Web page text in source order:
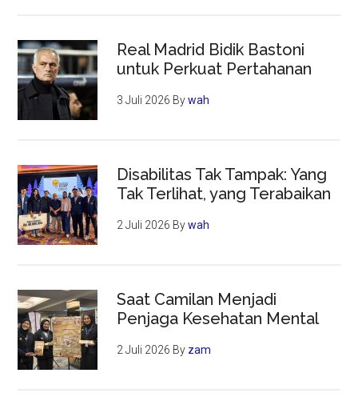
Real Madrid Bidik Bastoni
untuk Perkuat Pertahanan
3 Juli 2026 Bywah
Disabilitas Tak Tampak: Yang
Tak Terlihat, yang Terabaikan
2 Juli 2026 Bywah
Saat Camilan Menjadi
Penjaga Kesehatan Mental
2 Juli 2026 By zam